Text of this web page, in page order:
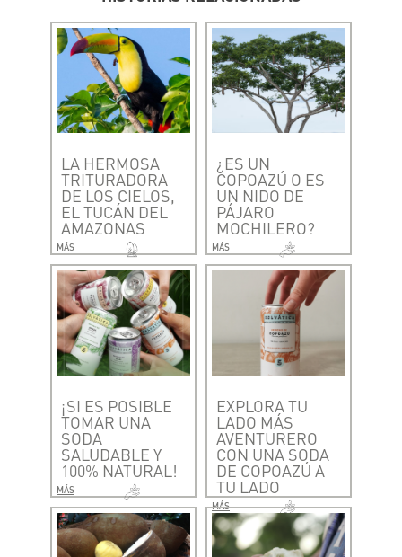
LA HERMOSA
TRITURADORA
DE LOS CIELOS,
EL TUCÁN DEL
AMAZONAS
MÁS
¿ES UN
COPOAZÚ O ES
UN NIDO DE
PÁJARO
MOCHILERO?
MÁS
¡SI ES POSIBLE
TOMAR UNA
SODA
SALUDABLE Y
100% NATURAL!
MÁS
EXPLORA TU
LADO MÁS
AVENTURERO
CON UNA SODA
DE COPOAZÚ A
TU LADO
MÁS